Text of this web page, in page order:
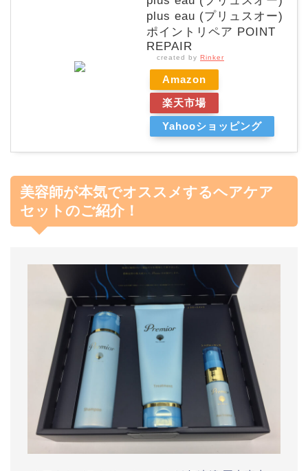
plus eau (プリュスオー)
ポイントリペア POINT
REPAIR
created by Rinker
Amazon
楽天市場
Yahooショッピング
美容師が本気でオススメするヘアケア
セットのご紹介！